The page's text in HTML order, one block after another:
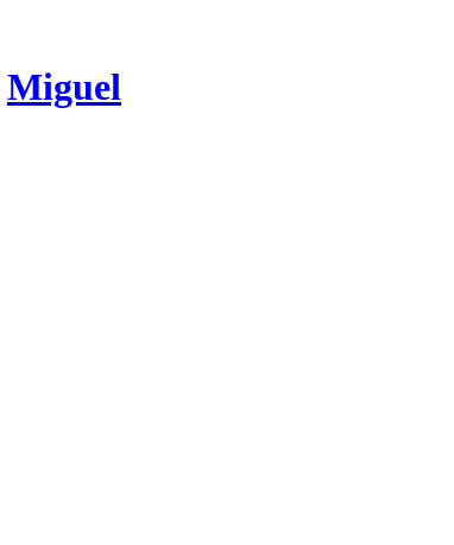
Miguel